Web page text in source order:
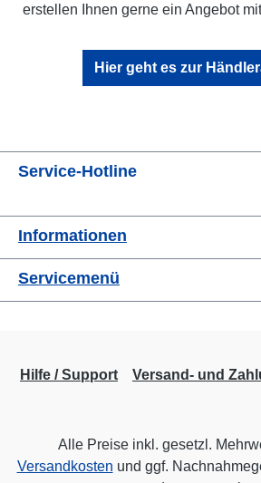
erstellen Ihnen gerne ein Angebot
Hier geht es zur
Service-Hotline
Informationen
Servicemenü
Hilfe / Support Versand- und
Alle Preise inkl. gesetzl.
Versandkosten und ggf.